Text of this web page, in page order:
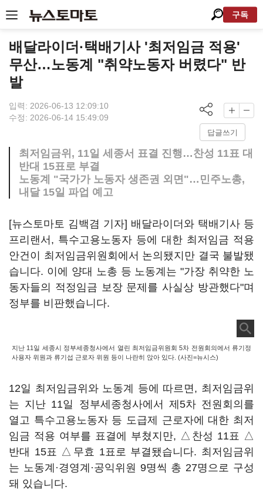
구독
배달라이더·택배기사 '최저임금 적용'
무산…노동계 "취약노동자 버렸다" 반
발
입력: 2026-06-13 12:09:10
수정: 2026-06-14 15:49:09
답글쓰기
최저임금위, 11일 세종서 표결 진행…찬성 11표 대
반대 15표로 부결
노동계 "국가가 노동자 생존권 외면"…민주노총,
내달 15일 파업 예고
[뉴스토마토 김백겸 기자] 배달라이더와 택배기사 등
프리랜서, 특수고용노동자 등에 대한 최저임금 적용
안건이 최저임금위원회에서 논의됐지만 결국 불발됐
습니다. 이에 양대 노총 등 노동계는 "가장 취약한 노
동자들의 적정임금 보장 문제를 사실상 방관했다"며
정부를 비판했습니다.
지난 11일 세종시 정부세종청사에서 열린 최저임금위원회 5차 전원회의에서 류기정
사용자 위원과 류기섭 근로자 위원 등이 나란히 앉아 있다. (사진=뉴시스)
12일 최저임금위와 노동계 등에 따르면, 최저임금위
는 지난 11일 정부세종청사에서 제5차 전원회의를
열고 특수고용노동자 등 도급제 근로자에 대한 최저
임금 적용 여부를 표결에 부쳤지만, △찬성 11표 △
반대 15표 △무효 1표로 부결됐습니다. 최저임금위
는 노동계·경영계·공익위원 9명씩 총 27명으로 구성
돼 있습니다.